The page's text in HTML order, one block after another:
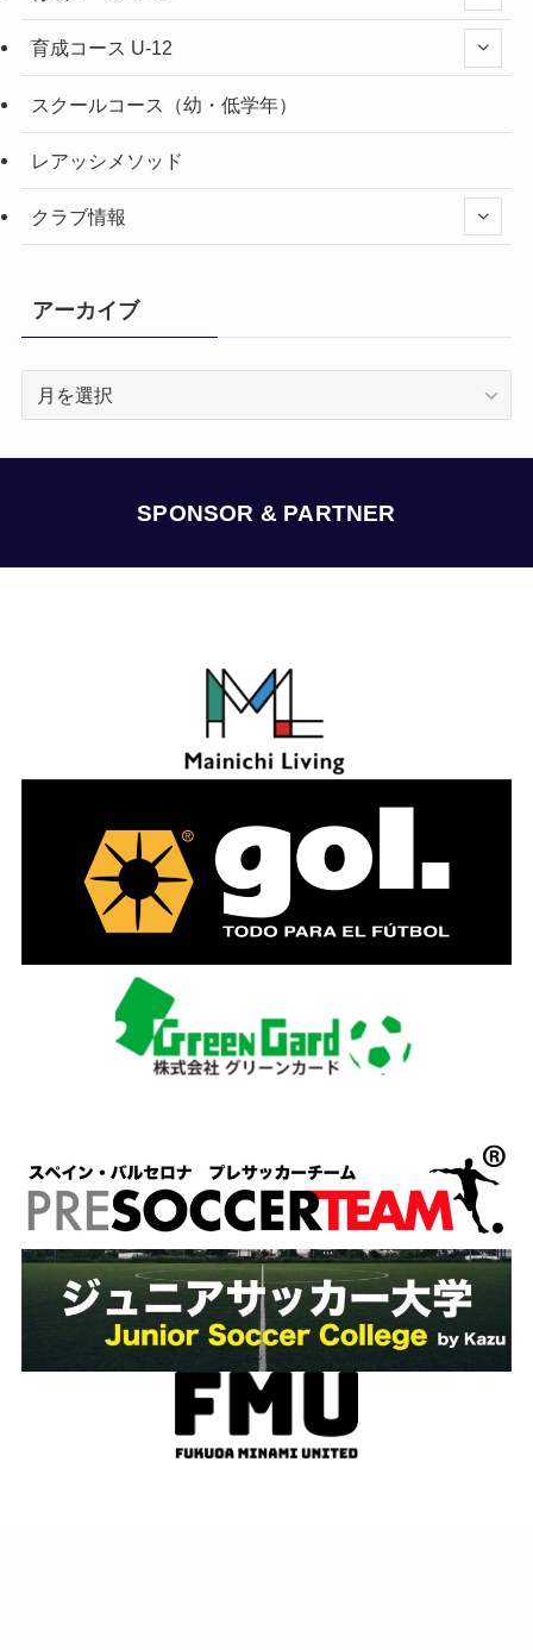
育成コース U-12
スクールコース（幼・低学年）
レアッシメソッド
クラブ情報
アーカイブ
SPONSOR & PARTNER